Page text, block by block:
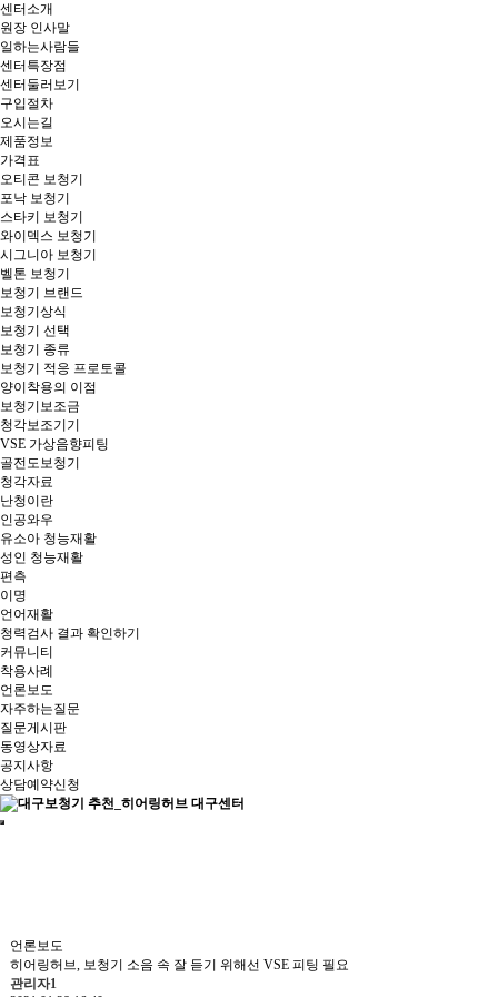
센터소개
원장 인사말
일하는사람들
센터특장점
센터둘러보기
구입절차
오시는길
제품정보
가격표
오티콘 보청기
포낙 보청기
스타키 보청기
와이덱스 보청기
시그니아 보청기
벨톤 보청기
보청기 브랜드
보청기상식
보청기 선택
보청기 종류
보청기 적응 프로토콜
양이착용의 이점
보청기보조금
청각보조기기
VSE 가상음향피팅
골전도보청기
청각자료
난청이란
인공와우
유소아 청능재활
성인 청능재활
편측
이명
언어재활
청력검사 결과 확인하기
커뮤니티
착용사례
언론보도
자주하는질문
질문게시판
동영상자료
공지사항
상담예약신청
언론보도
히어링허브, 보청기 소음 속 잘 듣기 위해선 VSE 피팅 필요
관리자1